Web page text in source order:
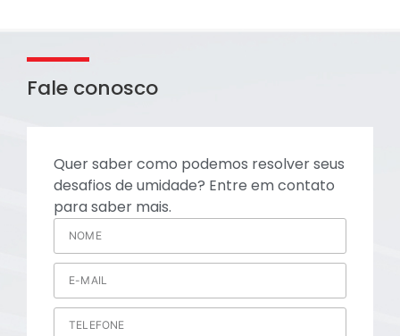
Quer saber como podemos resolver seus
desafios de umidade? Entre em contato
para saber mais.
Fale conosco